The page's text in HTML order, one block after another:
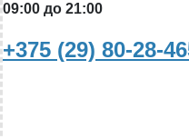
09:00 до 21:00
+375 (29) 80-28-